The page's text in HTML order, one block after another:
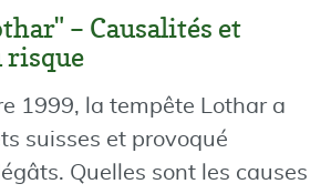
– Causalités et
risque
1999, la tempête Lothar a
suisses et provoqué
Quelles sont les causes